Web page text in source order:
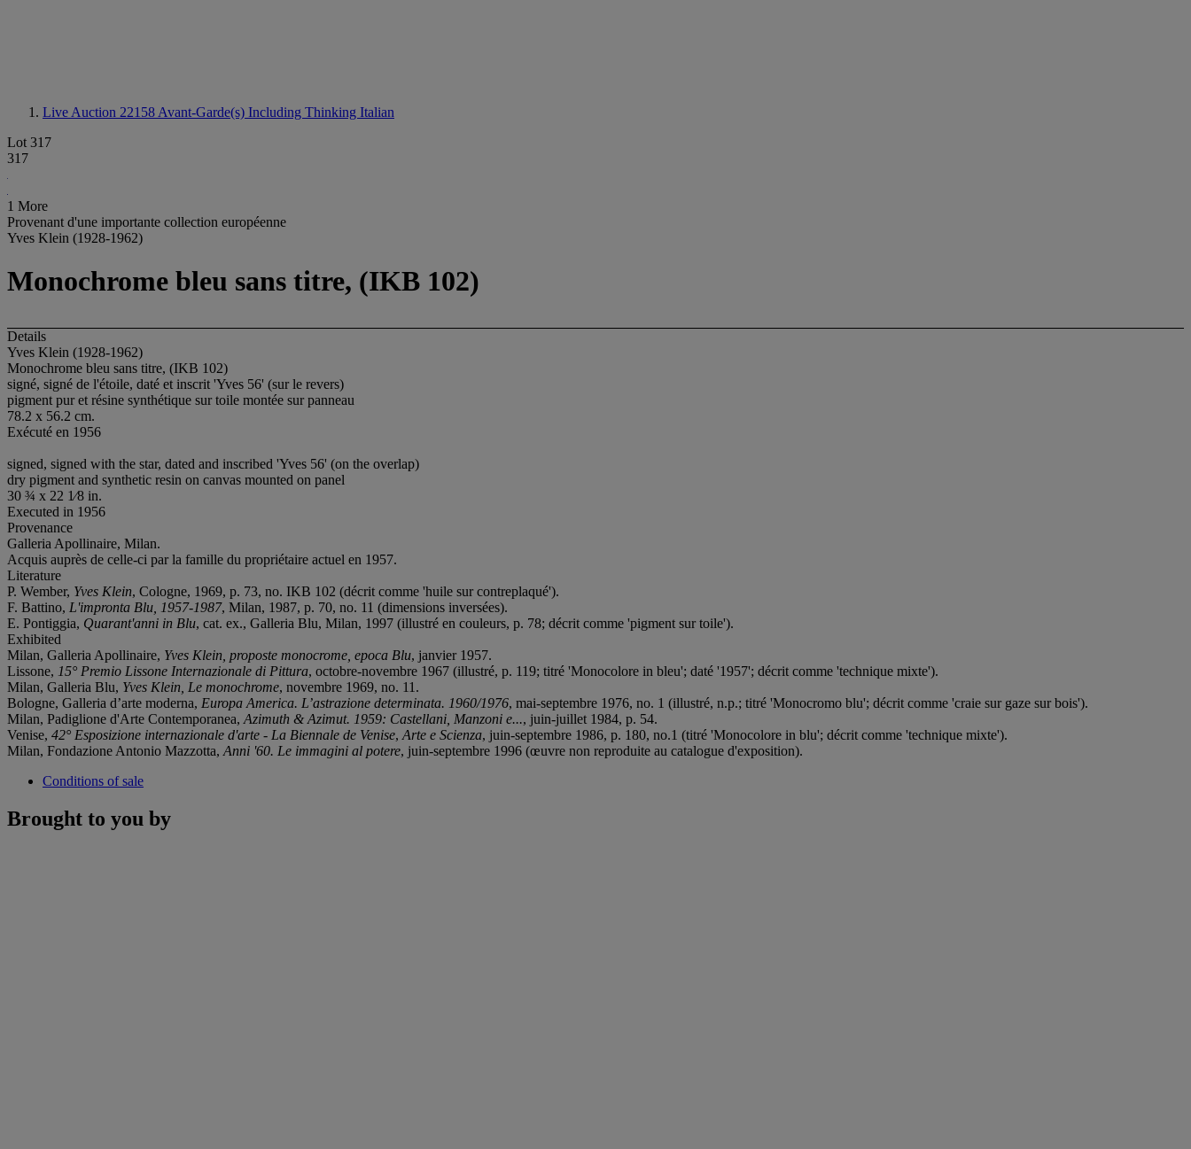
Live Auction 22158 Avant-Garde(s) Including Thinking Italian
Lot 317
317
1 More
Provenant d'une importante collection européenne
Yves Klein (1928-1962)
Monochrome bleu sans titre, (IKB 102)
Details
Yves Klein (1928-1962)
Monochrome bleu sans titre, (IKB 102)
signé, signé de l'étoile, daté et inscrit 'Yves 56' (sur le revers)
pigment pur et résine synthétique sur toile montée sur panneau
78.2 x 56.2 cm.
Exécuté en 1956
signed, signed with the star, dated and inscribed 'Yves 56' (on the overlap)
dry pigment and synthetic resin on canvas mounted on panel
30 ¾ x 22 1⁄8 in.
Executed in 1956
Provenance
Galleria Apollinaire, Milan.
Acquis auprès de celle-ci par la famille du propriétaire actuel en 1957.
Literature
P. Wember, Yves Klein, Cologne, 1969, p. 73, no. IKB 102 (décrit comme 'huile sur contreplaqué').
F. Battino, L'impronta Blu, 1957-1987, Milan, 1987, p. 70, no. 11 (dimensions inversées).
E. Pontiggia, Quarant'anni in Blu, cat. ex., Galleria Blu, Milan, 1997 (illustré en couleurs, p. 78; décrit comme 'pigment sur toile').
Exhibited
Milan, Galleria Apollinaire, Yves Klein, proposte monocrome, epoca Blu, janvier 1957.
Lissone, 15° Premio Lissone Internazionale di Pittura, octobre-novembre 1967 (illustré, p. 119; titré 'Monocolore in bleu'; daté '1957'; décrit comme 'technique mixte').
Milan, Galleria Blu, Yves Klein, Le monochrome, novembre 1969, no. 11.
Bologne, Galleria d’arte moderna, Europa America. L’astrazione determinata. 1960/1976, mai-septembre 1976, no. 1 (illustré, n.p.; titré 'Monocromo blu'; décrit comme 'craie sur gaze sur bois').
Milan, Padiglione d'Arte Contemporanea, Azimuth & Azimut. 1959: Castellani, Manzoni e..., juin-juillet 1984, p. 54.
Venise, 42° Esposizione internazionale d'arte - La Biennale de Venise, Arte e Scienza, juin-septembre 1986, p. 180, no.1 (titré 'Monocolore in blu'; décrit comme 'technique mixte').
Milan, Fondazione Antonio Mazzotta, Anni '60. Le immagini al potere, juin-septembre 1996 (œuvre non reproduite au catalogue d'exposition).
Conditions of sale
Brought to you by